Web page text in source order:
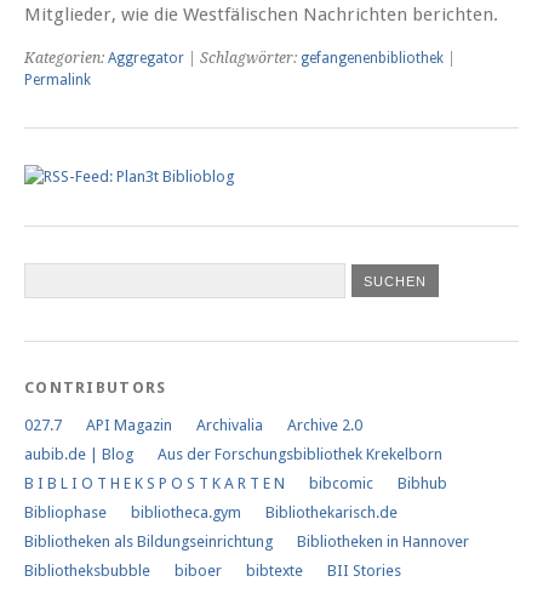
Mitglieder, wie die Westfälischen Nachrichten berichten.
Kategorien: Aggregator | Schlagwörter: gefangenenbibliothek
Permalink
CONTRIBUTORS
027.7 API Magazin Archivalia
Archive 2.0
aubib.de | Blog
Aus der Forschungs­bibliothek Krekelborn
B I B L I O T H E K S P O S T K A R T E N
bibcomic
Bibhub
Bibliophase
bibliotheca.gym
Bibliothekarisch.de
Bibliotheken als Bildungseinrichtung
Bibliotheken in Hannover
Bibliotheksbubble
biboer bibtexte
BII Stories